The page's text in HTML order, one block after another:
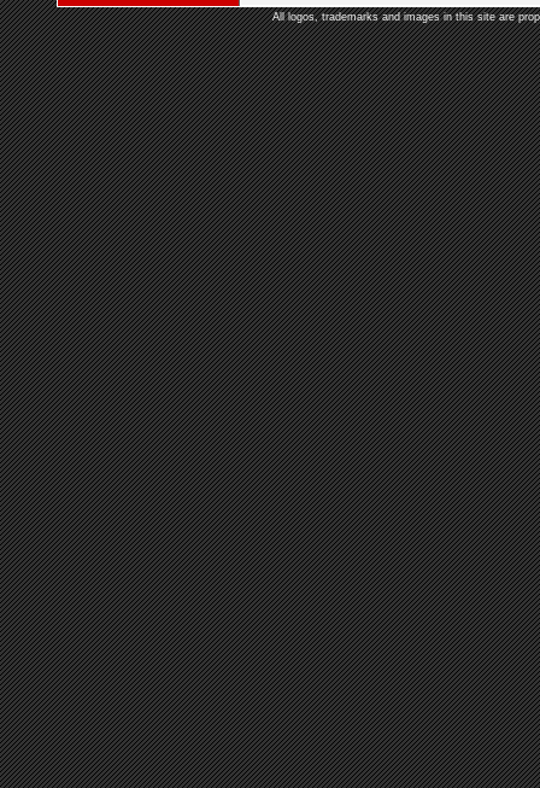
All logos, trademarks and images in this site are